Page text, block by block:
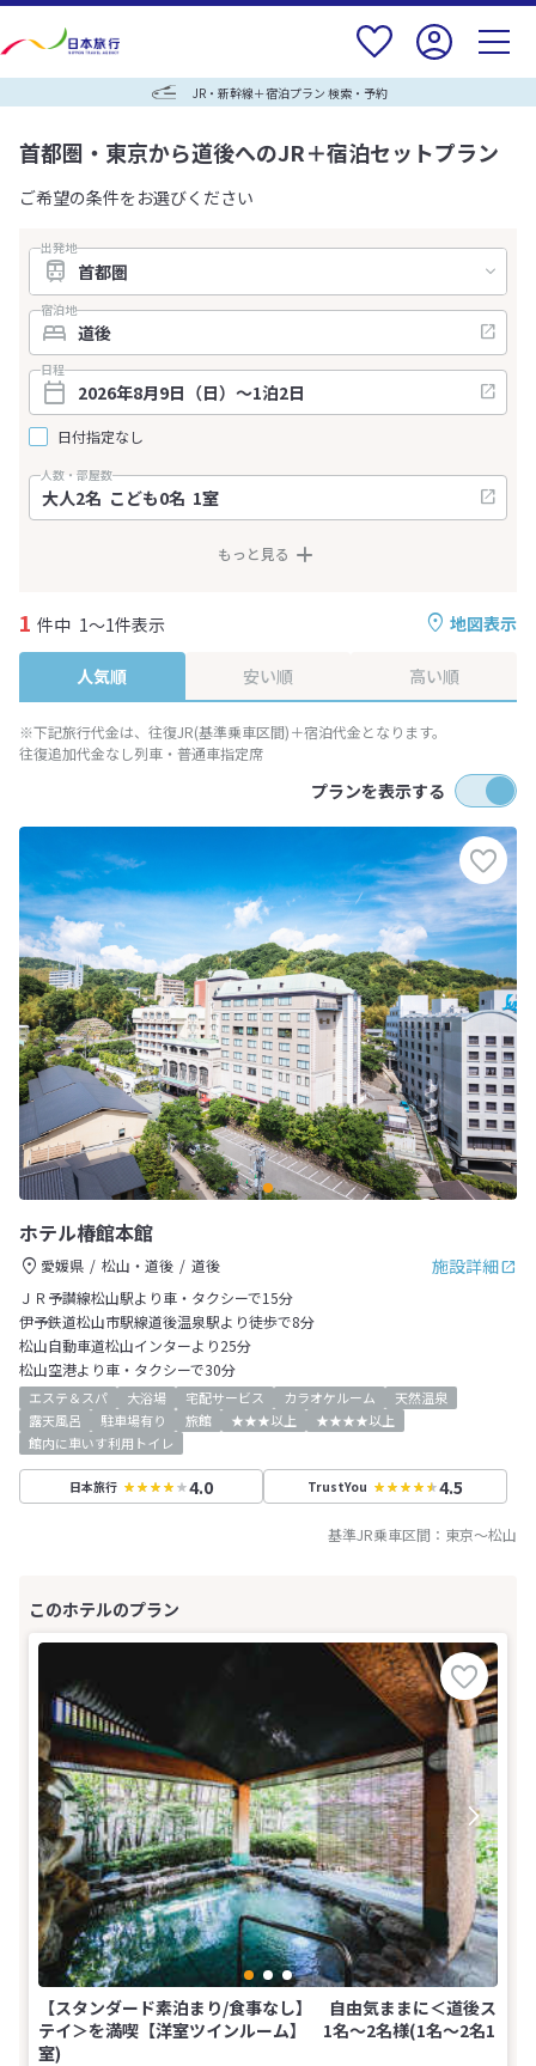
JR・新幹線＋宿泊プラン 検索・予約
首都圏・東京から道後へのJR＋宿泊セットプラン
ご希望の条件をお選びください
出発地
宿泊地
日程
日付指定なし
人数・部屋数
もっと見る
地図表示
1 件中 1～1件表示
人気順 安い順 高い順
※下記旅行代金は、往復JR(基準乗車区間)＋宿泊代金となります。
往復追加代金なし列車・普通車指定席
プランを表示する
ホテル椿館本館
施設詳細
愛媛県 松山・道後
道後
ＪＲ予讃線松山駅より車・タクシーで15分
伊予鉄道松山市駅線道後温泉駅より徒歩で8分
松山自動車道松山インターより25分
松山空港より車・タクシーで30分
エステ＆スパ 大浴場 宅配サービス カラオケルーム
天然温泉
露天風呂
駐車場有り 旅館 ★★★以上
★★★★以上
館内に車いす利用トイレ
日本旅行 4.0 TrustYou 4.5
基準JR乗車区間： 東京～松山
【スタンダード素泊まり/食事なし】 自由気ままに＜道後ス
テイ＞を満喫【洋室ツインルーム】 1名〜2名様(1名～2名1
室)